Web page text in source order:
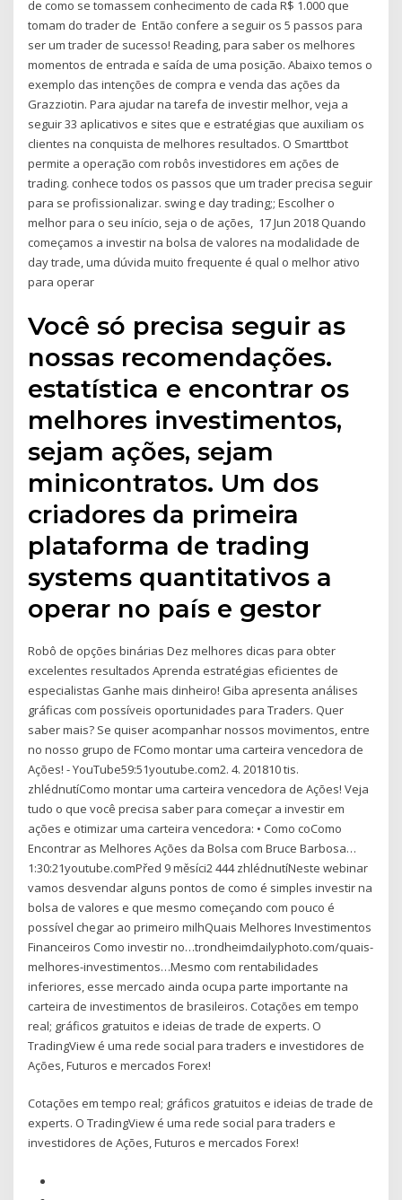
de como se tomassem conhecimento de cada R$ 1.000 que
tomam do trader de Então confere a seguir os 5 passos para
ser um trader de sucesso! Reading, para saber os melhores
momentos de entrada e saída de uma posição. Abaixo temos o
exemplo das intenções de compra e venda das ações da
Grazziotin. Para ajudar na tarefa de investir melhor, veja a
seguir 33 aplicativos e sites que e estratégias que auxiliam os
clientes na conquista de melhores resultados. O Smarttbot
permite a operação com robôs investidores em ações de
trading. conhece todos os passos que um trader precisa seguir
para se profissionalizar. swing e day trading;; Escolher o
melhor para o seu início, seja o de ações, 17 Jun 2018 Quando
começamos a investir na bolsa de valores na modalidade de
day trade, uma dúvida muito frequente é qual o melhor ativo
para operar
Você só precisa seguir as
nossas recomendações.
estatística e encontrar os
melhores investimentos,
sejam ações, sejam
minicontratos. Um dos
criadores da primeira
plataforma de trading
systems quantitativos a
operar no país e gestor
Robô de opções binárias Dez melhores dicas para obter
excelentes resultados Aprenda estratégias eficientes de
especialistas Ganhe mais dinheiro! Giba apresenta análises
gráficas com possíveis oportunidades para Traders. Quer
saber mais? Se quiser acompanhar nossos movimentos, entre
no nosso grupo de FComo montar uma carteira vencedora de
Ações! - YouTube59:51youtube.com2. 4. 201810 tis.
zhlédnutíComo montar uma carteira vencedora de Ações! Veja
tudo o que você precisa saber para começar a investir em
ações e otimizar uma carteira vencedora: • Como coComo
Encontrar as Melhores Ações da Bolsa com Bruce Barbosa…
1:30:21youtube.comPřed 9 měsíci2 444 zhlédnutíNeste webinar
vamos desvendar alguns pontos de como é simples investir na
bolsa de valores e que mesmo começando com pouco é
possível chegar ao primeiro milhQuais Melhores Investimentos
Financeiros Como investir no…trondheimdailyphoto.com/quais-
melhores-investimentos…Mesmo com rentabilidades
inferiores, esse mercado ainda ocupa parte importante na
carteira de investimentos de brasileiros. Cotações em tempo
real; gráficos gratuitos e ideias de trade de experts. O
TradingView é uma rede social para traders e investidores de
Ações, Futuros e mercados Forex!
Cotações em tempo real; gráficos gratuitos e ideias de trade de
experts. O TradingView é uma rede social para traders e
investidores de Ações, Futuros e mercados Forex!